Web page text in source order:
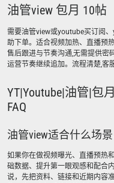
油管view 包月 10帖
需要油管view或youtube买订阅
助下单。适合视频加热、直播预
售后跟进与节奏沟通,无需提供密
运营节奏继续追加。流程清楚,客
YT|Youtube|油管|包
FAQ
油管view适合什么场
如果你在做视频曝光、直播预热
础数据、提升第一眼观感和配合
说，先把资料、链接和近期内容